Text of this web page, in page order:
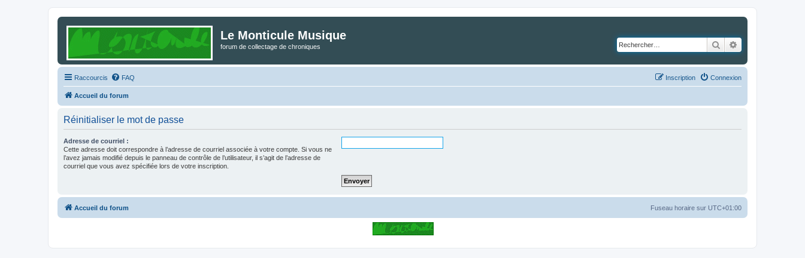
Le Monticule Musique
forum de collectage de chroniques Rechercher
Raccourcis FAQ Connexion
Inscription
Accueil du forum
Réinitialiser le mot de passe
Adresse de courriel :
Cette adresse doit correspondre à l’adresse de courriel associée à votre compte. Si vous ne
l’avez jamais modifié depuis le panneau de contrôle de l’utilisateur, il s’agit de l’adresse de
courriel que vous avez spécifiée lors de votre inscription.
Accueil du forum Fuseau horaire sur UTC+01:00